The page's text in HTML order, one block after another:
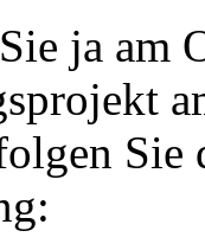
ja am
Sie